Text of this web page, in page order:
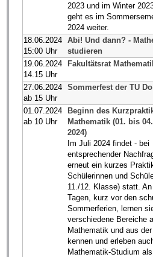
2023 und im Winter
geht es im
2024 weiter.
18.06.2024
15:00 Uhr
Abi! Und dann? -
studieren
19.06.2024
14.15 Uhr
Fakultätsrat
27.06.2024
ab 15 Uhr
Sommerfest der TU
01.07.2024
ab 10 Uhr
Beginn des
Mathematik (01. bis
2024)
Im Juli 2024 findet - bei
entsprechender
erneut ein kurzes
Schülerinnen und
11./12. Klasse) statt.
Tagen, kurz vor den
Sommerferien, lernen
verschiedene Bereiche
Mathematik und aus
kennen und erleben
Mathematik-Studium als